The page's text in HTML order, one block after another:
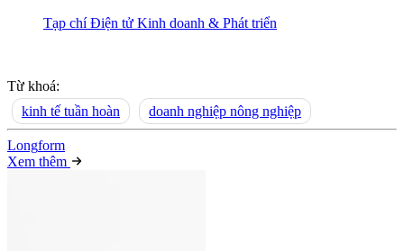
Tạp chí Điện tử Kinh doanh & Phát triển
Từ khoá:
kinh tế tuần hoàn
doanh nghiệp nông nghiệp
Longform
Xem thêm